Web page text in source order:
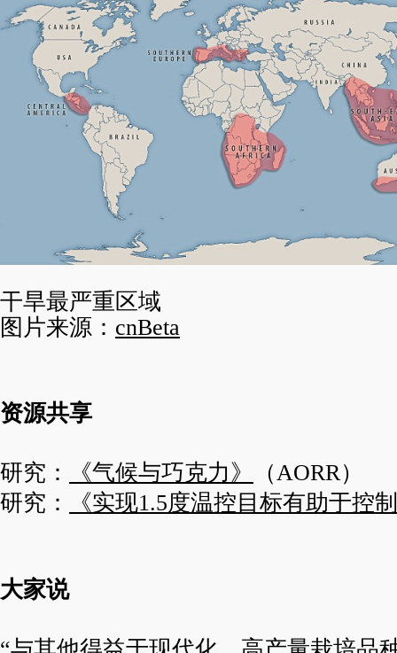
干旱最严重区域
图片来源： cnBeta
资源共享
研究： 《气候与巧克力》
（AORR）
研究：
《实现1.5度温控目标有助于控
大家说